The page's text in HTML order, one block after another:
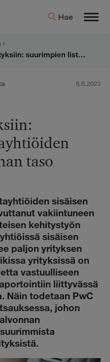
Hae
PwC:n katsaus suomalaisyrityksiin: suurimpien listayhtiöiden sisäisen valvonnan taso vakiintunut
6.6.2023
taso
sisäisen
vakiintuneen
kehitystyön
sisäisen
paljon yrityksen
yrityksissä on
vastuulliseen
liittyvässä
Näin todetaan PwC
johon